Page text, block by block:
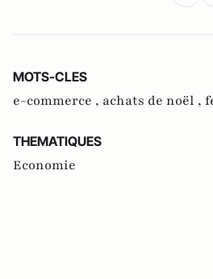
MOTS-CLES
e-commerce , achats de noël ,
THEMATIQUES
Economie